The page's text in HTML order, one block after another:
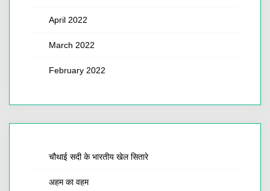
April 2022
March 2022
February 2022
चौथाई सदी के भारतीय खेल सितारे
अहम का वहम